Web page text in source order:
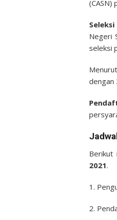
(CASN)
Negeri
seleksi
dengan
Berikut
2021.
1.
2.